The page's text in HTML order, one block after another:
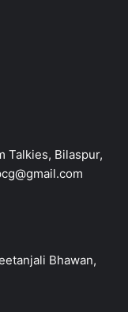
Talkies, Bilaspur,
Bhawan,